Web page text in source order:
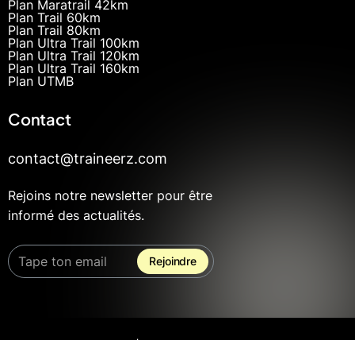
Plan Maratrail 42km
Plan Trail 60km
Plan Trail 80km
Plan Ultra Trail 100km
Plan Ultra Trail 120km
Plan Ultra Trail 160km
Plan UTMB
Contact
contact@traineerz.com
Rejoins notre newsletter pour être
informé des actualités.